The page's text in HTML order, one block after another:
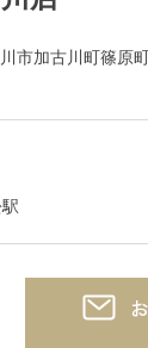
市加古川町篠原